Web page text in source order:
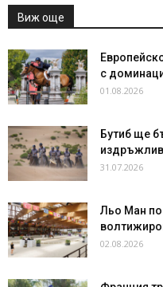
Виж още
с
01.08.2026
Бутиб ще
31.07.2026
Льо Ман
02.08.2026